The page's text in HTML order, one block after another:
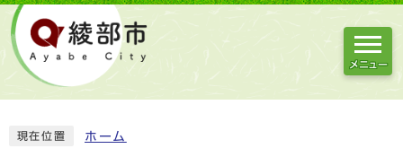
メニュー
現在位置 ホーム